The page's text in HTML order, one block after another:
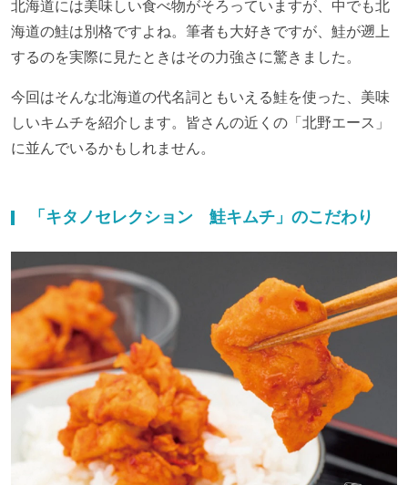
北海道には美味しい食べ物がそろっていますが、中でも北
海道の鮭は別格ですよね。筆者も大好きですが、鮭が遡上
するのを実際に見たときはその力強さに驚きました。
今回はそんな北海道の代名詞ともいえる鮭を使った、美味
しいキムチを紹介します。皆さんの近くの「北野エース」
に並んでいるかもしれません。
「キタノセレクション 鮭キムチ」のこだわり